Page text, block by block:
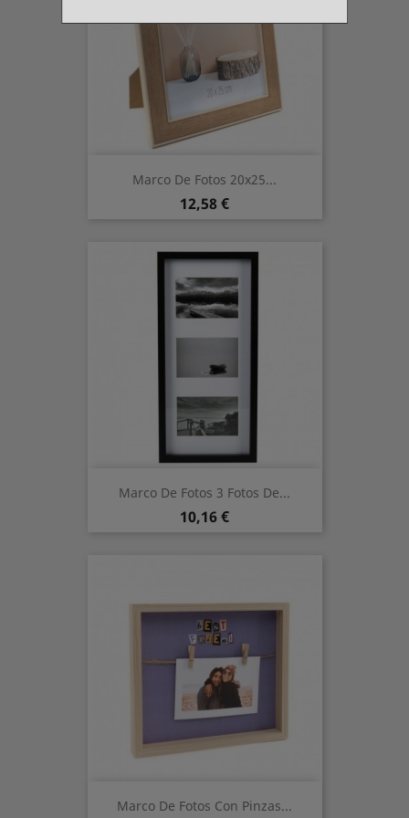
Marco De Fotos 20x25...
Prix
12,58 €
Marco De Fotos 3 Fotos De...
Prix
10,16 €
Marco De Fotos Con Pinzas...